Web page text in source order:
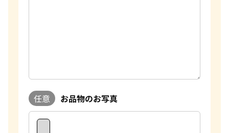
任意 お品物のお写真